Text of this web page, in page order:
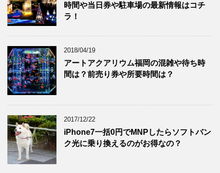
時間や当日券や駐車場の最新情報はコチ
ラ！
2018/04/19
アートアクアリウム福岡の混雑や待ち時
間は？前売り券や所要時間は？
2017/12/22
iPhone7一括0円でMNPしたらソフトバン
ク光に乗り換えるのがお得なの？